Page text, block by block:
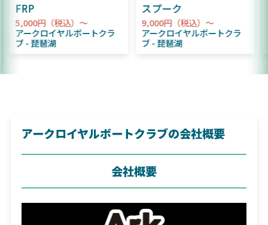
FRP
5,000円（税込）～
アークロイヤルボートクラ
ブ 琵琶湖
スプーク
9,000円（税込）～
アークロイヤルボートクラ
ブ 琵琶湖
アークロイヤルボートクラブの会社概要
会社概要